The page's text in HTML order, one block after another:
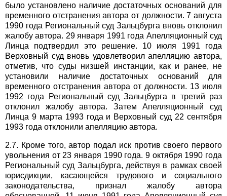
было установлено наличие достаточных оснований для
временного отстранения автора от должности. 7 августа
1990 года Региональный суд Зальцбурга вновь отклонил
жалобу автора. 29 января 1991 года Апелляционный суд
Линца подтвердил это решение. 10 июля 1991 года
Верховный суд вновь удовлетворил апелляцию автора,
отметив, что суды низшей инстанции, как и ранее, не
установили наличие достаточных оснований для
временного отстранения автора от должности. 13 июля
1992 года Региональный суд Зальцбурга в третий раз
отклонил жалобу автора. Затем Апелляционный суд
Линца 9 марта 1993 года и Верховный суд 22 сентября
1993 года отклонили апелляцию автора.
2.7. Кроме того, автор подал иск против своего первого
увольнения от 23 января 1990 года. 9 октября 1990 года
Региональный суд Зальцбурга, действуя в рамках своей
юрисдикции, касающейся трудового и социального
законодательства, признал жалобу автора